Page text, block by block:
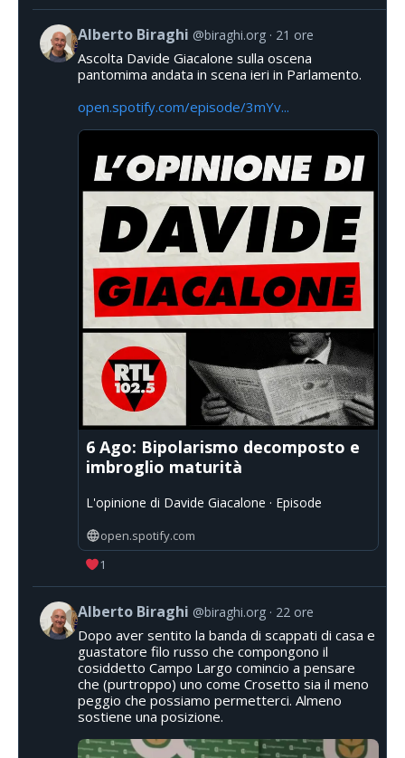
Alberto Biraghi @biraghi.org 21 ore
Ascolta Davide Giacalone sulla oscena
pantomima andata in scena ieri in Parlamento.
open.spotify.com/episode/3mYv...
6 Ago: Bipolarismo decomposto e
imbroglio maturità
L'opinione di Davide Giacalone · Episode
open.spotify.com
1
Alberto Biraghi @biraghi.org 22 ore
Dopo aver sentito la banda di scappati di casa e
guastatore filo russo che compongono il
cosiddetto Campo Largo comincio a pensare
che (purtroppo) uno come Crosetto sia il meno
peggio che possiamo permetterci. Almeno
sostiene una posizione.